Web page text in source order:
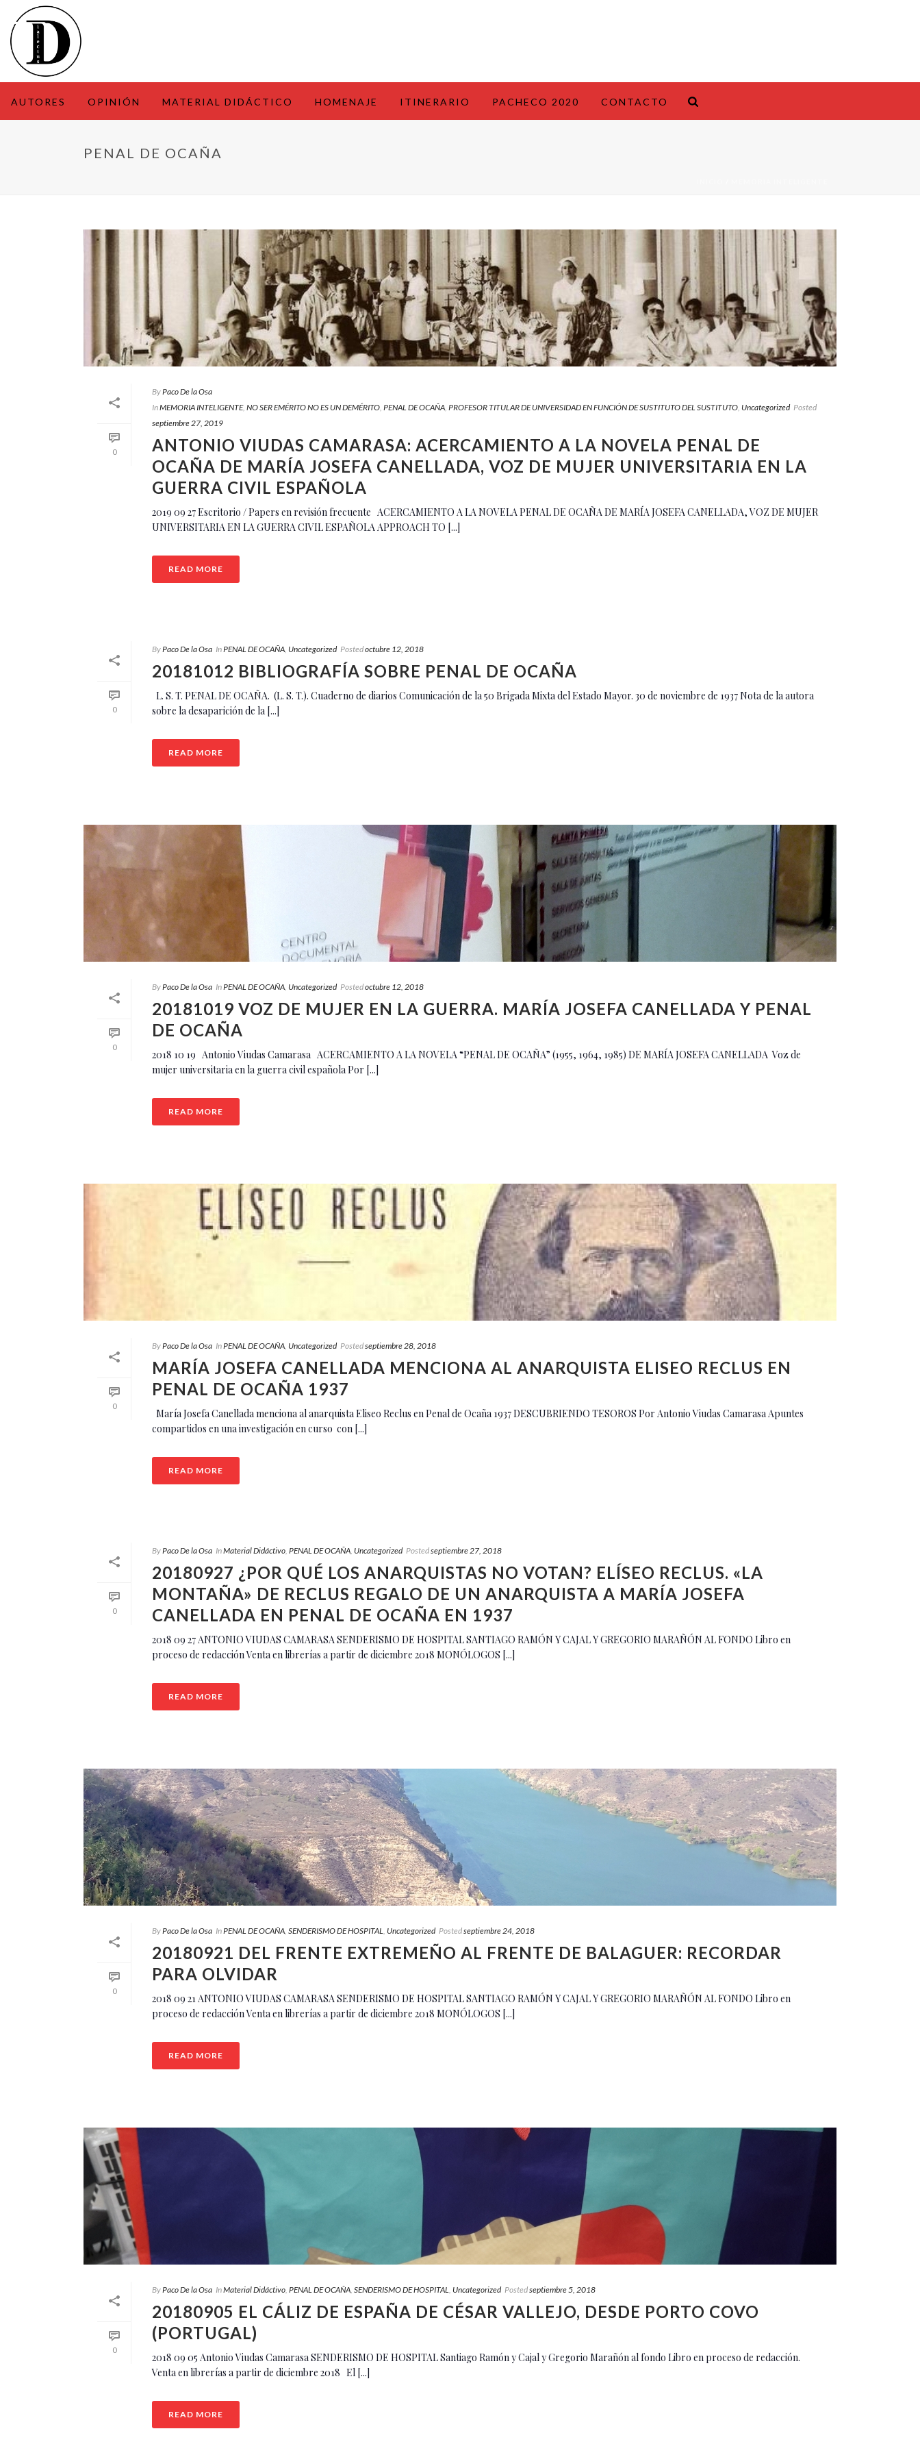
AUTORES OPINIÓN MATERIAL DIDÁCTICO HOMENAJE ITINERARIO PACHECO 2020 CONTACTO
PENAL DE OCAÑA
0
ByPaco De la Osa
InMEMORIA INTELIGENTE, NO SER EMÉRITO NO ES UN DEMÉRITO, PENAL DE OCAÑA, PROFESOR TITULAR DE UNIVERSIDAD EN FUNCIÓN DE SUSTITUTO DEL SUSTITUTO, Uncategorized Posted
septiembre 27, 2019
ANTONIO VIUDAS CAMARASA: ACERCAMIENTO A LA NOVELA PENAL DE
OCAÑA DE MARÍA JOSEFA CANELLADA, VOZ DE MUJER UNIVERSITARIA EN LA
GUERRA CIVIL ESPAÑOLA
2019 09 27 Escritorio / Papers en revisión frecuente ACERCAMIENTO A LA NOVELA PENAL DE OCAÑA DE MARÍA JOSEFA CANELLADA, VOZ DE MUJER
UNIVERSITARIA EN LA GUERRA CIVIL ESPAÑOLA APPROACH TO [...]
READ MORE
0
ByPaco De la Osa InPENAL DE OCAÑA, Uncategorized Postedoctubre 12, 2018
20181012 BIBLIOGRAFÍA SOBRE PENAL DE OCAÑA
L. S. T. PENAL DE OCAÑA. (L. S. T.). Cuaderno de diarios Comunicación de la 50 Brigada Mixta del Estado Mayor. 30 de noviembre de 1937 Nota de la autora
sobre la desaparición de la [...]
READ MORE
0
ByPaco De la Osa InPENAL DE OCAÑA, Uncategorized Postedoctubre 12, 2018
20181019 VOZ DE MUJER EN LA GUERRA. MARÍA JOSEFA CANELLADA Y PENAL
DE OCAÑA
2018 10 19 Antonio Viudas Camarasa ACERCAMIENTO A LA NOVELA “PENAL DE OCAÑA” (1955, 1964, 1985) DE MARÍA JOSEFA CANELLADA Voz de
mujer universitaria en la guerra civil española Por [...]
READ MORE
0
ByPaco De la Osa InPENAL DE OCAÑA, Uncategorized Postedseptiembre 28, 2018
MARÍA JOSEFA CANELLADA MENCIONA AL ANARQUISTA ELISEO RECLUS EN
PENAL DE OCAÑA 1937
María Josefa Canellada menciona al anarquista Eliseo Reclus en Penal de Ocaña 1937 DESCUBRIENDO TESOROS Por Antonio Viudas Camarasa Apuntes
compartidos en una investigación en curso con [...]
READ MORE
0
ByPaco De la Osa InMaterial Didáctivo, PENAL DE OCAÑA, Uncategorized Postedseptiembre 27, 2018
20180927 ¿POR QUÉ LOS ANARQUISTAS NO VOTAN? ELÍSEO RECLUS. «LA
MONTAÑA» DE RECLUS REGALO DE UN ANARQUISTA A MARÍA JOSEFA
CANELLADA EN PENAL DE OCAÑA EN 1937
2018 09 27 ANTONIO VIUDAS CAMARASA SENDERISMO DE HOSPITAL SANTIAGO RAMÓN Y CAJAL Y GREGORIO MARAÑÓN AL FONDO Libro en
proceso de redacción Venta en librerías a partir de diciembre 2018 MONÓLOGOS [...]
READ MORE
0
ByPaco De la Osa InPENAL DE OCAÑA, SENDERISMO DE HOSPITAL, Uncategorized Postedseptiembre 24, 2018
20180921 DEL FRENTE EXTREMEÑO AL FRENTE DE BALAGUER: RECORDAR
PARA OLVIDAR
2018 09 21 ANTONIO VIUDAS CAMARASA SENDERISMO DE HOSPITAL SANTIAGO RAMÓN Y CAJAL Y GREGORIO MARAÑÓN AL FONDO Libro en
proceso de redacción Venta en librerías a partir de diciembre 2018 MONÓLOGOS [...]
READ MORE
0
ByPaco De la Osa InMaterial Didáctivo, PENAL DE OCAÑA, SENDERISMO DE HOSPITAL, Uncategorized Postedseptiembre 5, 2018
20180905 EL CÁLIZ DE ESPAÑA DE CÉSAR VALLEJO, DESDE PORTO COVO
(PORTUGAL)
2018 09 05 Antonio Viudas Camarasa SENDERISMO DE HOSPITAL Santiago Ramón y Cajal y Gregorio Marañón al fondo Libro en proceso de redacción.
Venta en librerías a partir de diciembre 2018 El [...]
READ MORE